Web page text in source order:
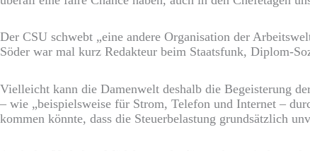
Der CSU schwebt „eine andere Organisation der
Söder war mal kurz Redakteur beim Staatsfunk, Diplom-
Vielleicht kann die Damenwelt deshalb die Begeisterung
– wie „beispielsweise für Strom, Telefon und Internet –
kommen könnte, dass die Steuerbelastung grundsätzlich